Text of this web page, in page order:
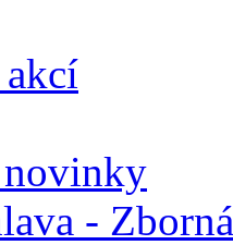
novinky
- Zborná